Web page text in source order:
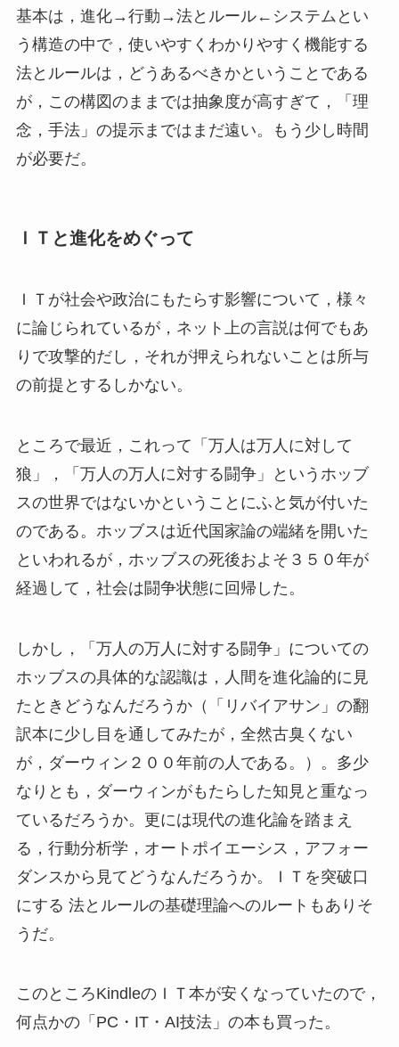
基本は，進化→行動→法とルール←システムとい
う構造の中で，使いやすくわかりやすく機能する
法とルールは，どうあるべきかということである
が，この構図のままでは抽象度が高すぎて，「理
念，手法」の提示まではまだ遠い。もう少し時間
が必要だ。
ＩＴと進化をめぐって
ＩＴが社会や政治にもたらす影響について，様々
に論じられているが，ネット上の言説は何でもあ
りで攻撃的だし，それが押えられないことは所与
の前提とするしかない。
ところで最近，これって「万人は万人に対して
狼」，「万人の万人に対する闘争」というホッブ
スの世界ではないかということにふと気が付いた
のである。ホッブスは近代国家論の端緒を開いた
といわれるが，ホッブスの死後およそ３５０年が
経過して，社会は闘争状態に回帰した。
しかし，「万人の万人に対する闘争」についての
ホッブスの具体的な認識は，人間を進化論的に見
たときどうなんだろうか（「リバイアサン」の翻
訳本に少し目を通してみたが，全然古臭くない
が，ダーウィン２００年前の人である。）。多少
なりとも，ダーウィンがもたらした知見と重なっ
ているだろうか。更には現代の進化論を踏まえ
る，行動分析学，オートポイエーシス，アフォー
ダンスから見てどうなんだろうか。ＩＴを突破口
にする 法とルールの基礎理論へのルートもありそ
うだ。
このところKindleのＩＴ本が安くなっていたので，
何点かの「PC・IT・AI技法」の本も買った。